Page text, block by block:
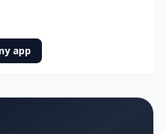
app